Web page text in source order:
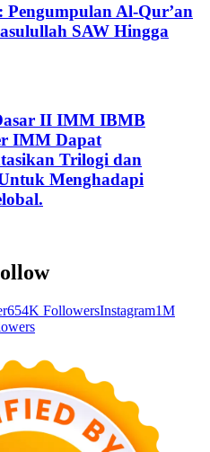
Pengumpulan Al-Qur’an
SAW Hingga
II IMM IBMB
IMM Dapat
Trilogi dan
Menghadapi
654K FollowersInstagram1M